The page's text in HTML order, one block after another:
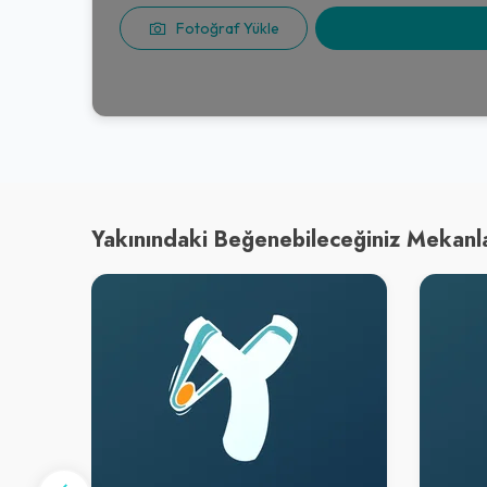
Fotoğraf Yükle
Yakınındaki Beğenebileceğiniz